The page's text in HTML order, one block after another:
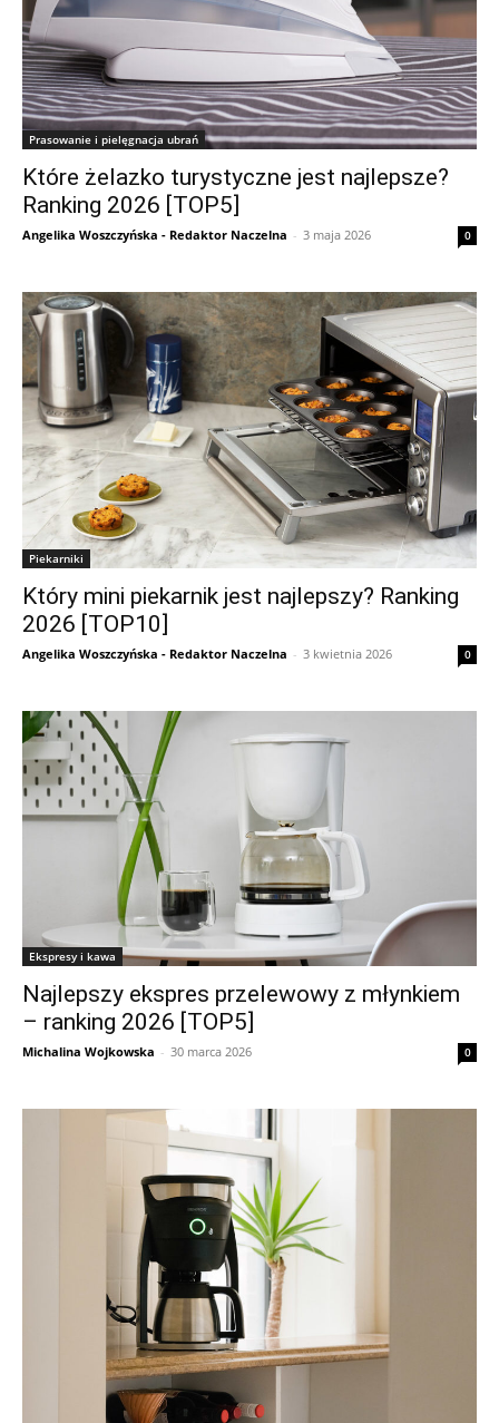
Prasowanie i pielęgnacja ubrań
Które żelazko turystyczne jest najlepsze?
Ranking 2026 [TOP5]
Angelika Woszczyńska - Redaktor Naczelna - 3 maja 2026 0
Piekarniki
Który mini piekarnik jest najlepszy? Ranking
2026 [TOP10]
Angelika Woszczyńska - Redaktor Naczelna - 3 kwietnia 2026 0
Ekspresy i kawa
Najlepszy ekspres przelewowy z młynkiem
– ranking 2026 [TOP5]
Michalina Wojkowska - 30 marca 2026 0